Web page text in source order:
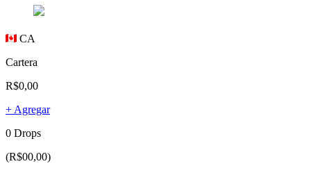
CA
Cartera
R$0,00
+ Agregar
0 Drops
(R$00,00)